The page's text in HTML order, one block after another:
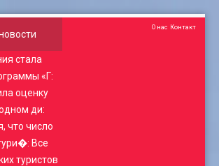
стала
«Г:
оценку
ди:
что число
: Все
туристов
О нас Контакт